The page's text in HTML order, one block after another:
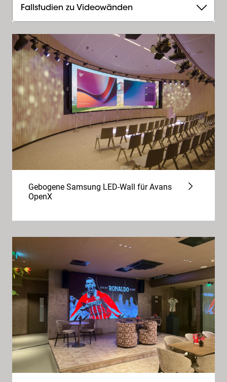
Fallstudien zu Videowänden
Gebogene Samsung LED-Wall für Avans
OpenX